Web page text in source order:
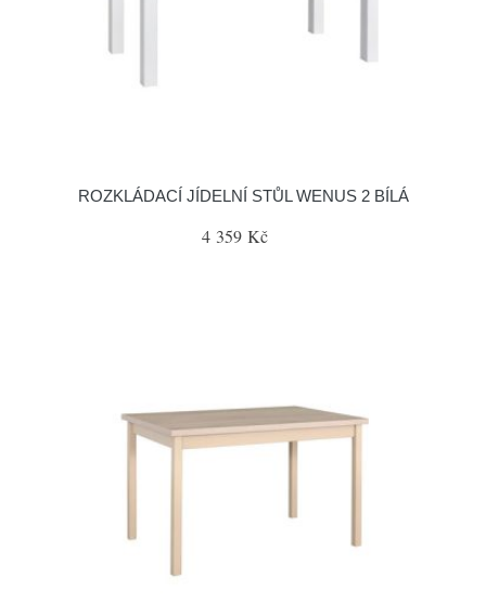
ROZKLÁDACÍ JÍDELNÍ STŮL WENUS 2 BÍLÁ
4 359 Kč